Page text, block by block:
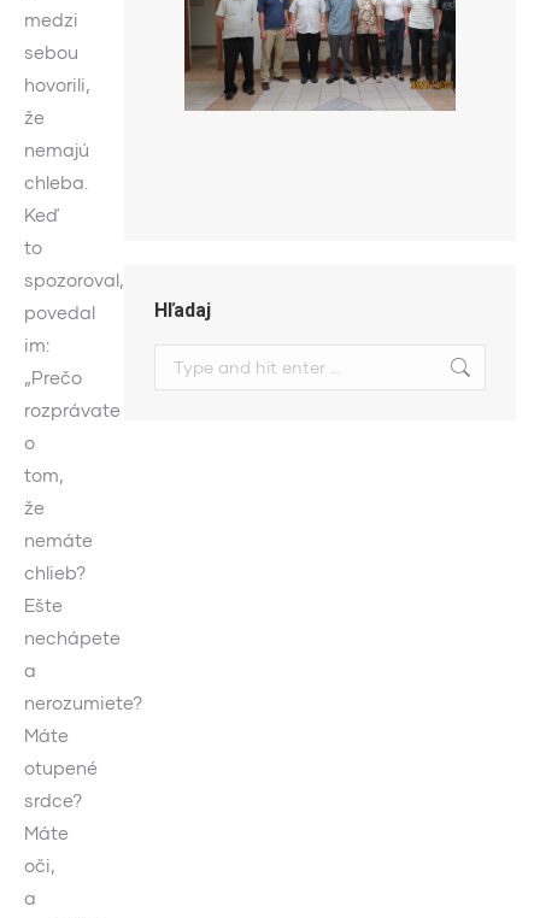
medzi
sebou
hovorili,
že
nemajú
chleba.
Keď
to
spozoroval,
povedal
im:
„Prečo
rozprávate
o
tom,
že
nemáte
chlieb?
Ešte
nechápete
a
nerozumiete?
Máte
otupené
srdce?
Máte
oči,
a
Hľadaj
Search: